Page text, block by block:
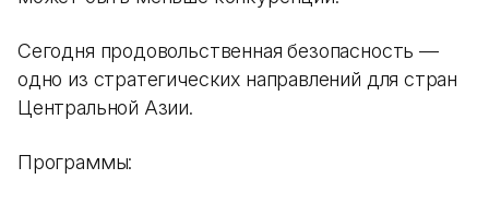
Сегодня продовольственная безопасность —
одно из стратегических направлений для стран
Центральной Азии.
Программы: